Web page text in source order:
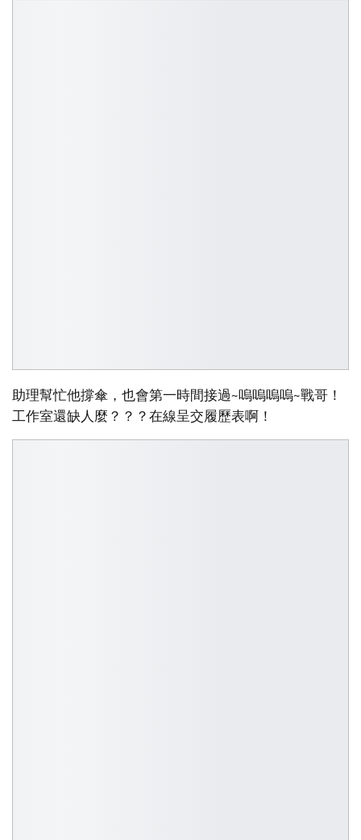
助理幫忙他撐傘，也會第一時間接過~嗚嗚嗚嗚~戰哥！
工作室還缺人麼？？？在線呈交履歷表啊！